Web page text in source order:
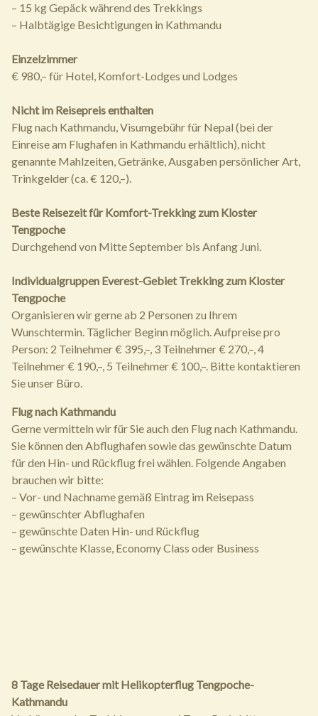
– 15 kg Gepäck während des Trekkings
– Halbtägige Besichtigungen in Kathmandu
Einzelzimmer
€ 980,– für Hotel, Komfort-Lodges und Lodges
Nicht im Reisepreis enthalten
Flug nach Kathmandu, Visumgebühr für Nepal (bei der
Einreise am Flughafen in Kathmandu erhältlich), nicht
genannte Mahlzeiten, Getränke, Ausgaben persönlicher Art,
Trinkgelder (ca. € 120,–).
Beste Reisezeit für Komfort-Trekking zum Kloster
Tengpoche
Durchgehend von Mitte September bis Anfang Juni.
Individualgruppen Everest-Gebiet Trekking zum Kloster
Tengpoche
Organisieren wir gerne ab 2 Personen zu Ihrem
Wunschtermin. Täglicher Beginn möglich. Aufpreise pro
Person: 2 Teilnehmer € 395,–, 3 Teilnehmer € 270,–, 4
Teilnehmer € 190,–, 5 Teilnehmer € 100,–. Bitte kontaktieren
Sie unser Büro.
Flug nach Kathmandu
Gerne vermitteln wir für Sie auch den Flug nach Kathmandu.
Sie können den Abflughafen sowie das gewünschte Datum
für den Hin- und Rückflug frei wählen. Folgende Angaben
brauchen wir bitte:
– Vor- und Nachname gemäß Eintrag im Reisepass
– gewünschter Abflughafen
– gewünschte Daten Hin- und Rückflug
– gewünschte Klasse, Economy Class oder Business
8 Tage Reisedauer mit Helikopterflug Tengpoche-
Kathmandu